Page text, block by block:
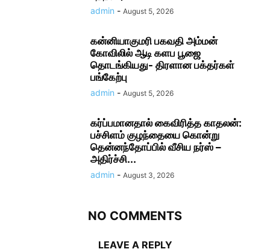
admin - August 5, 2026
கன்னியாகுமரி பகவதி அம்மன்
கோவிலில் ஆடி களப பூஜை
தொடங்கியது- திரளான பக்தர்கள்
பங்கேற்பு
admin - August 5, 2026
கர்ப்பமானதால் கைவிரித்த காதலன்:
பச்சிளம் குழந்தையை கொன்று
தென்னந்தோப்பில் வீசிய நர்ஸ் –
அதிர்ச்சி...
admin - August 3, 2026
NO COMMENTS
LEAVE A REPLY